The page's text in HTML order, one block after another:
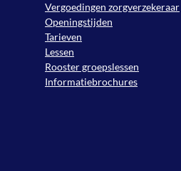
Vergoedingen zorgverzekeraar
Openingstijden
Tarieven
Lessen
Rooster groepslessen
Informatiebrochures